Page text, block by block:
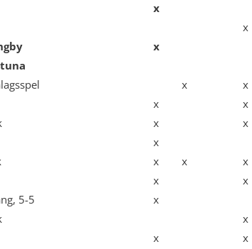
x
x
x
x x
x x
x x
x
x x
x
x x
5-5
x
x
x x